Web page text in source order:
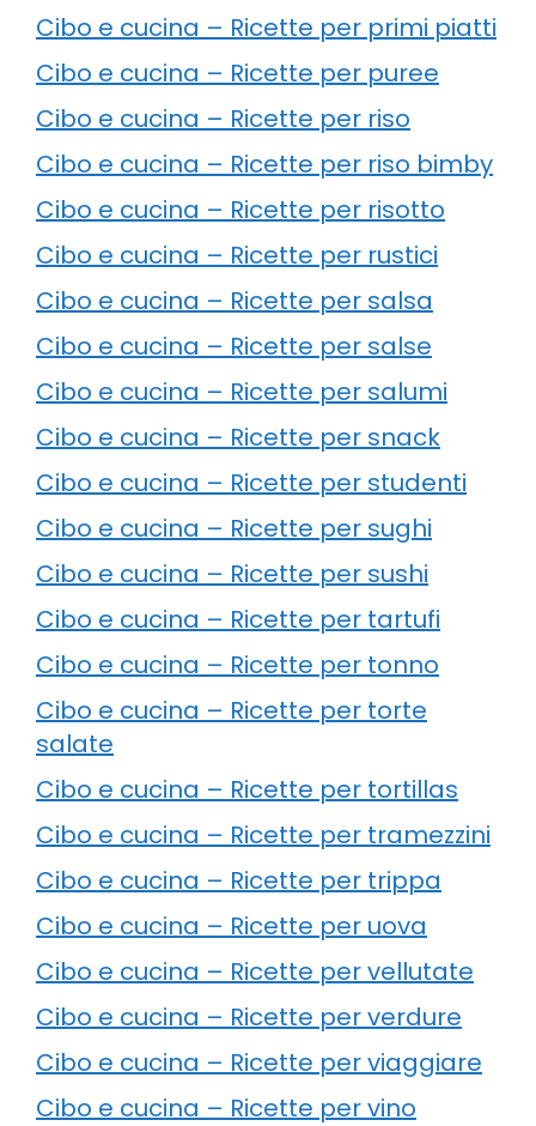
Cibo e cucina – Ricette per primi piatti
Cibo e cucina – Ricette per puree
Cibo e cucina – Ricette per riso
Cibo e cucina – Ricette per riso bimby
Cibo e cucina – Ricette per risotto
Cibo e cucina – Ricette per rustici
Cibo e cucina – Ricette per salsa
Cibo e cucina – Ricette per salse
Cibo e cucina – Ricette per salumi
Cibo e cucina – Ricette per snack
Cibo e cucina – Ricette per studenti
Cibo e cucina – Ricette per sughi
Cibo e cucina – Ricette per sushi
Cibo e cucina – Ricette per tartufi
Cibo e cucina – Ricette per tonno
Cibo e cucina – Ricette per torte
salate
Cibo e cucina – Ricette per tortillas
Cibo e cucina – Ricette per tramezzini
Cibo e cucina – Ricette per trippa
Cibo e cucina – Ricette per uova
Cibo e cucina – Ricette per vellutate
Cibo e cucina – Ricette per verdure
Cibo e cucina – Ricette per viaggiare
Cibo e cucina – Ricette per vino